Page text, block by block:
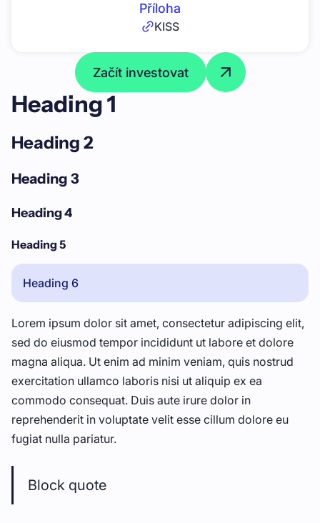
Příloha
KISS
Začít investovat
Heading 1
Heading 2
Heading 3
Heading 4
Heading 5
Heading 6
Lorem ipsum dolor sit amet, consectetur adipiscing elit,
sed do eiusmod tempor incididunt ut labore et dolore
magna aliqua. Ut enim ad minim veniam, quis nostrud
exercitation ullamco laboris nisi ut aliquip ex ea
commodo consequat. Duis aute irure dolor in
reprehenderit in voluptate velit esse cillum dolore eu
fugiat nulla pariatur.
Block quote